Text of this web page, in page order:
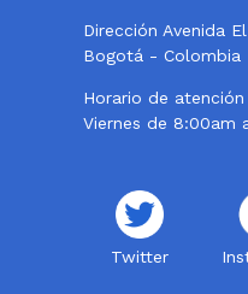
Dirección Avenida
Bogotá - Colombia
Horario de
Viernes de 8:00am
Twitter